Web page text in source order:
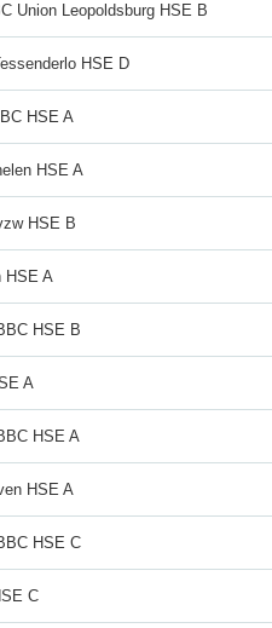
Union Leopoldsburg HSE B
HSE D
HSE A
HSE A
HSE B
HSE A
HSE B
A
HSE A
HSE A
HSE C
C